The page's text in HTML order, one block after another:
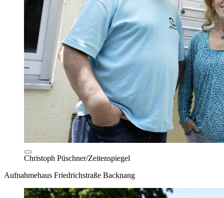
Christoph Püschner/Zeitenspiegel
Aufnahmehaus Friedrichstraße Backnang